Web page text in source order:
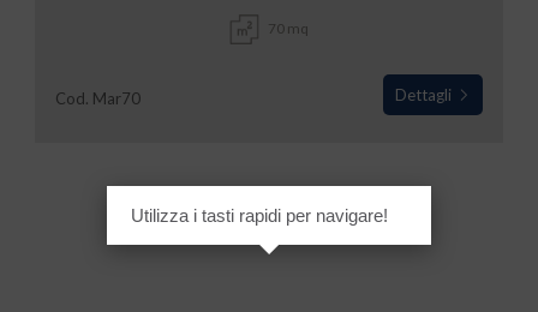
70 mq
Cod. Mar70 Dettagli
Utilizza i tasti rapidi per navigare!